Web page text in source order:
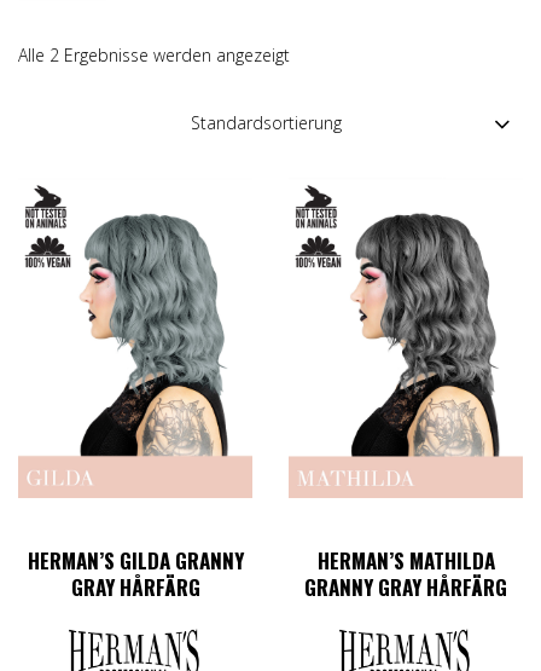
Alle 2 Ergebnisse werden angezeigt
HERMAN’S GILDA GRANNY
GRAY HÅRFÄRG
HERMAN’S MATHILDA
GRANNY GRAY HÅRFÄRG